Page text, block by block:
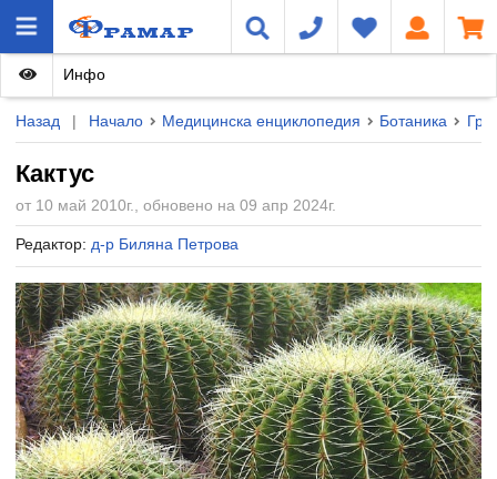
Назад | Начало Медицинска енциклопедия Ботаника
Кактус
от 10 май 2010г., обновено на 09 апр 2024г.
Редактор: д-р Биляна Петрова
Инфо